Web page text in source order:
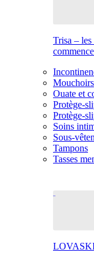
Trisa – les
Mouchoirs
Ouate et
Protège-
Protège-
Soins
Sous-
Tampons
Tasses